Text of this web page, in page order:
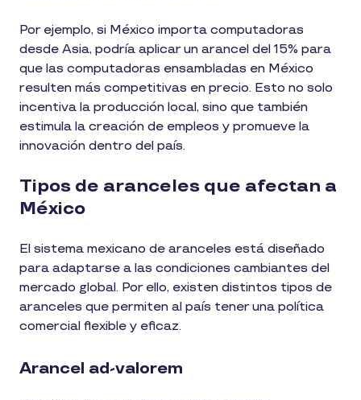
Por ejemplo, si México importa computadoras
desde Asia, podría aplicar un arancel del 15% para
que las computadoras ensambladas en México
resulten más competitivas en precio. Esto no solo
incentiva la producción local, sino que también
estimula la creación de empleos y promueve la
innovación dentro del país.
Tipos de aranceles que afectan a
México
El sistema mexicano de aranceles está diseñado
para adaptarse a las condiciones cambiantes del
mercado global. Por ello, existen distintos tipos de
aranceles que permiten al país tener una política
comercial flexible y eficaz.
Arancel ad-valorem